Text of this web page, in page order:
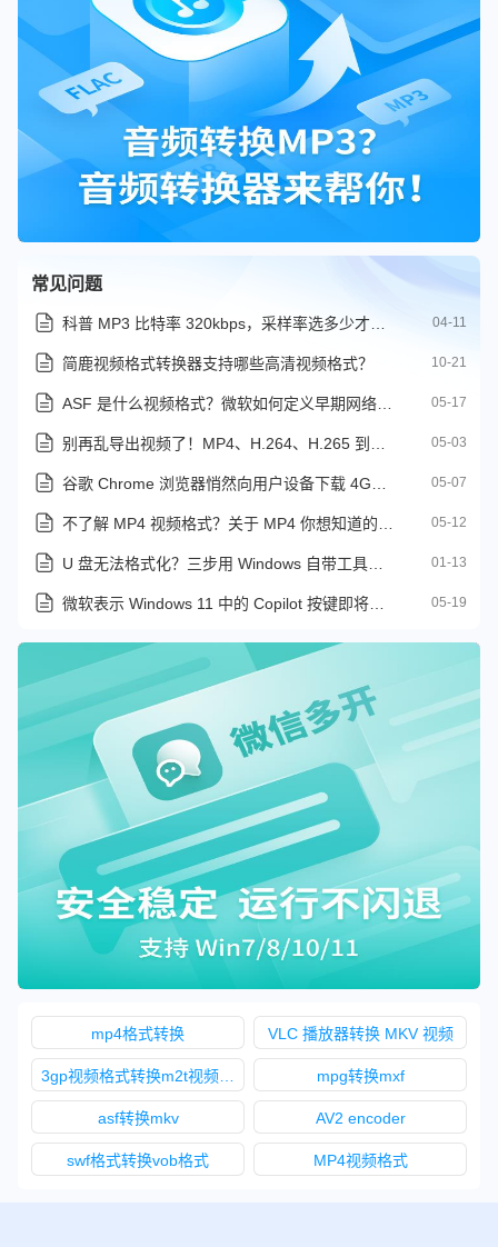
常见问题
科普 MP3 比特率 320kbps，采样率选多少才合适 04-11
简鹿视频格式转换器支持哪些高清视频格式？ 10-21
ASF 是什么视频格式？微软如何定义早期网络视频时代 05-17
别再乱导出视频了！MP4、H.264、H.265 到底怎么选 05-03
谷歌 Chrome 浏览器悄然向用户设备下载 4GB AI 模型 05-07
不了解 MP4 视频格式？关于 MP4 你想知道的全都在这里 05-12
U 盘无法格式化？三步用 Windows 自带工具轻松修复 01-13
微软表示 Windows 11 中的 Copilot 按键即将支持重新映射 05-19
mp4格式转换 VLC 播放器转换 MKV 视频
3gp视频格式转换m2t视频格式 mpg转换mxf
asf转换mkv AV2 encoder
swf格式转换vob格式 MP4视频格式